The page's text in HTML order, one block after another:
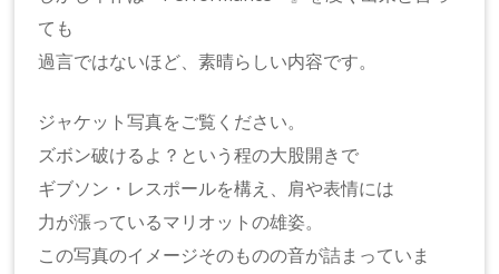
ても
過言ではないほど、素晴らしい内容です。
ジャケット写真をご覧ください。
ズボン破けるよ？という程の大股開きで
ギブソン・レスポールを構え、肩や表情には
力が漲っているマリオットの雄姿。
この写真のイメージそのものの音が詰まっていま